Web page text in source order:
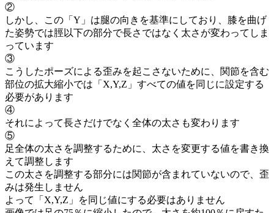
②
しかし、この「Y」は腿の向きを基準にしており、膝を曲げ
た姿勢では脛以下の部分で長さではなく太さが変わってしま
っています
③
こうしたポーズによる歪みを起こさないために、関節を含む
部位の拡大縮小では「X,Y,Z」すべての値を同じに設定する
必要があります
④
それによって長さだけでなく全体の太さも変わります
⑤
足全体の太さを調整するために、太さを変更する値を書き換
えて調整します
この太さを調整する部分には関節が含まれていないので、歪
みは発生しません
よって「X,Y,Z」を同じ値にする必要はありません